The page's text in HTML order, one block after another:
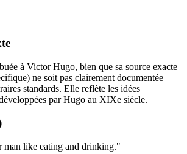
à Victor Hugo, bien que sa source exacte
ne soit pas clairement documentée
standards. Elle reflète les idées
par Hugo au XIXe siècle.
man like eating and drinking."